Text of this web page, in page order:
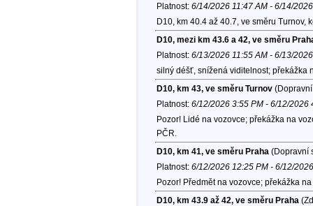
Platnost: 6/14/2026 11:47 AM - 6/14/
D10, km 40.4 až 40.7, ve směru Turnov,
D10, mezi km 43.6 a 42, ve směru
Platnost: 6/13/2026 11:55 AM - 6/13/
silný déšť, snížená viditelnost; překážka
D10, km 43, ve směru Turnov(Dopravní
Platnost: 6/12/2026 3:55 PM - 6/12/2026
Pozor! Lidé na vozovce; překážka na
PČR.
D10, km 41, ve směru Praha (Dopravní
Platnost: 6/12/2026 12:25 PM - 6/12/
Pozor! Předmět na vozovce; překážka
D10, km 43.9 až 42, ve směru Praha